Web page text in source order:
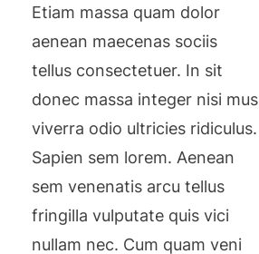
Etiam massa quam dolor
aenean maecenas sociis
tellus consectetuer. In sit
donec massa integer nisi mus
viverra odio ultricies ridiculus.
Sapien sem lorem. Aenean
sem venenatis arcu tellus
fringilla vulputate quis vici
nullam nec. Cum quam veni